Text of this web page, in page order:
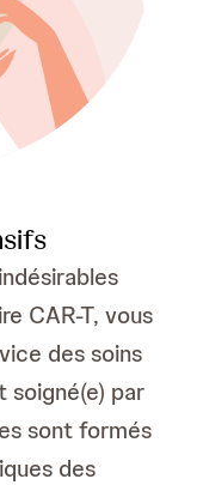
CAR-T, vous
des soins
soigné(e) par
sont formés
des